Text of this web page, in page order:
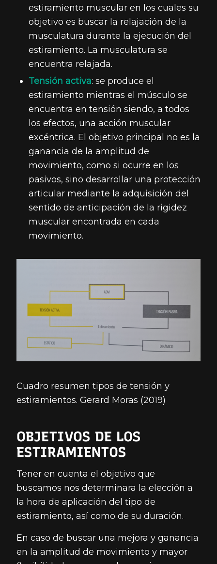
estiramiento muscular en los cuales su
objetivo es buscar la relajación de la
musculatura durante la ejecución del
estiramiento. La musculatura se
encuentra relajada.
Tensión activa: se produce el
estiramiento mientras el músculo se
encuentra en tensión siendo, a todos
los efectos, una acción muscular
excéntrica. El objetivo principal no es la
ganancia de la amplitud de
movimiento, como si ocurre en los
pasivos, sino desarrollar una protección
articular mediante la adquisición del
sentido de anticipación de la rigidez
muscular encontrada en cada
movimiento.
Cuadro resumen tipos de tensión y
estiramientos. Gerard Moras (2019)
OBJETIVOS DE LOS
ESTIRAMIENTOS
Tener en cuenta el objetivo que
buscamos nos determinara la elección a
la hora de aplicación del tipo de
estiramiento, así como de su duración.
En caso de buscar una mejora y ganancia
en la amplitud de movimiento y mayor